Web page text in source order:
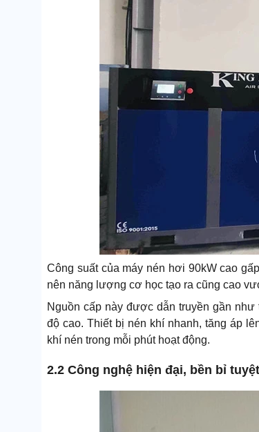
Công suất của máy nén hơi 90kW cao
nên năng lượng cơ học tạo ra cũng cao
Nguồn cấp này được dẫn truyền gần
độ cao. Thiết bị nén khí nhanh, tăng áp
khí nén trong mỗi phút hoạt động.
2.2 Công nghệ hiện đại, bền bỉ